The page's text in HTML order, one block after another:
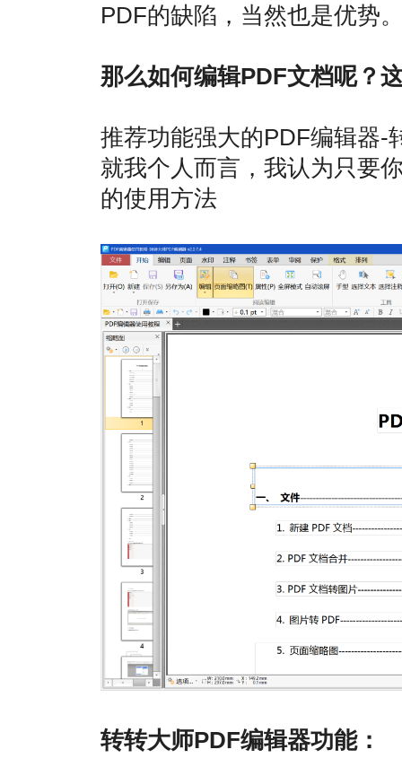
PDF的缺陷，当然也是优势
那么如何编辑PDF文档呢？
推荐功能强大的PDF编辑器-
就我个人而言，我认为只要
的使用方法
转转大师PDF编辑器功能：